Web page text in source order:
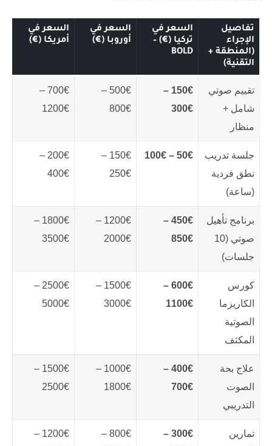
تفاصيل
الإجراء
(المنطقة +
التقنية)
السعر في
تركيا (€) –
BOLD
السعر في
أوروبا (€)
السعر في
أمريكا (€)
تقييم صوتي
شامل +
منظار
150€ –
300€
500€ –
800€
700€ –
1200€
جلسة تدريب
نطق فردية
(ساعة)
50€ – 100€
150€ –
250€
200€ –
400€
برنامج تأهيل
صوتي (10
جلسات)
450€ –
850€
1200€ –
2000€
1800€ –
3500€
كورس
الكاريزما
الصوتية
المكثف
600€ –
1100€
1500€ –
3000€
2500€ –
5000€
علاج بحة
الصوت
التدريبي
400€ –
700€
1000€ –
1800€
1500€ –
2500€
تمارين
300€ –
800€ –
1200€ –